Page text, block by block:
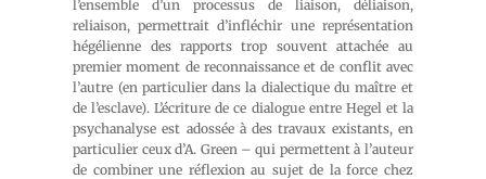
l’ensemble d’un processus de liaison, déliaison,
reliaison, permettrait d’infléchir une représentation
hégélienne des rapports trop souvent attachée au
premier moment de reconnaissance et de conflit avec
l’autre (en particulier dans la dialectique du maître et
de l’esclave). L’écriture de ce dialogue entre Hegel et la
psychanalyse est adossée à des travaux existants, en
particulier ceux d’A. Green – qui permettent à l’auteur
de combiner une réflexion au sujet de la force chez